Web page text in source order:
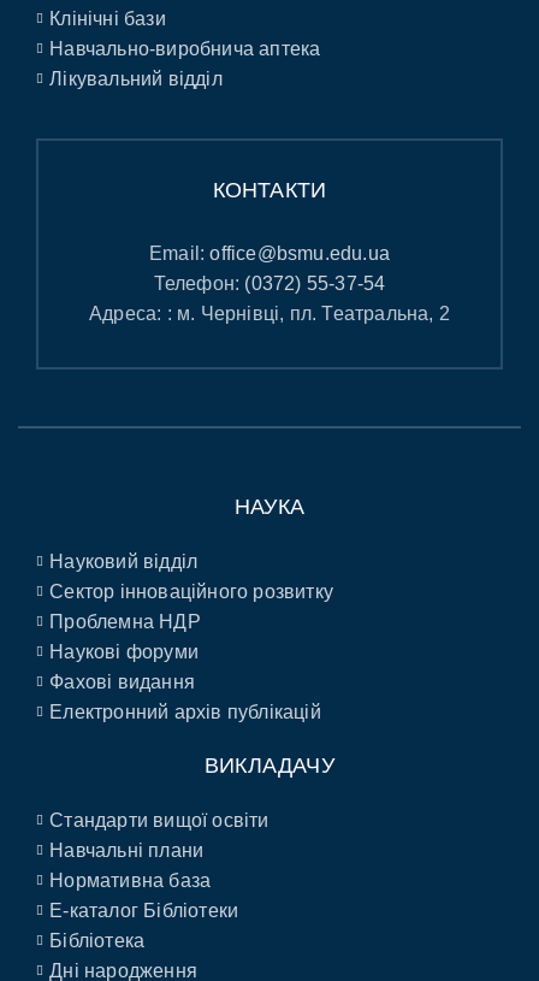
Клінічні бази
Навчально-виробнича аптека
Лікувальний відділ
КОНТАКТИ
Email:office@bsmu.edu.ua
Телефон: (0372) 55-37-54
Адреса: : м. Чернівці, пл. Театральна, 2
НАУКА
Науковий відділ
Сектор інноваційного розвитку
Проблемна НДР
Наукові форуми
Фахові видання
Електронний архів публікацій
ВИКЛАДАЧУ
Стандарти вищої освіти
Навчальні плани
Нормативна база
E-каталог Бібліотеки
Бібліотека
Дні народження